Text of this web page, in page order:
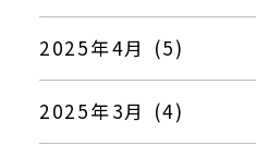
2025年4月 (5)
2025年3月 (4)